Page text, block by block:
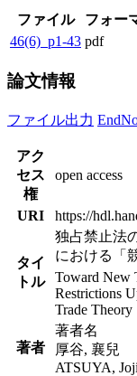
ファイル フォー
46(6)_p1-43 pdf
論文情報
ファイル出力
アク
セス
権
open access
URI https://
タイ
トル
独占禁止法
における「
Toward New
Restrictions
Trade Theory
著者
著者名
厚谷, 襄兒
ATSUYA, Joji